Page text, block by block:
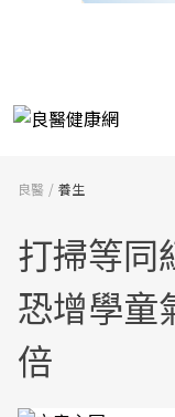
良醫 養生
打掃等
恐增學童
倍